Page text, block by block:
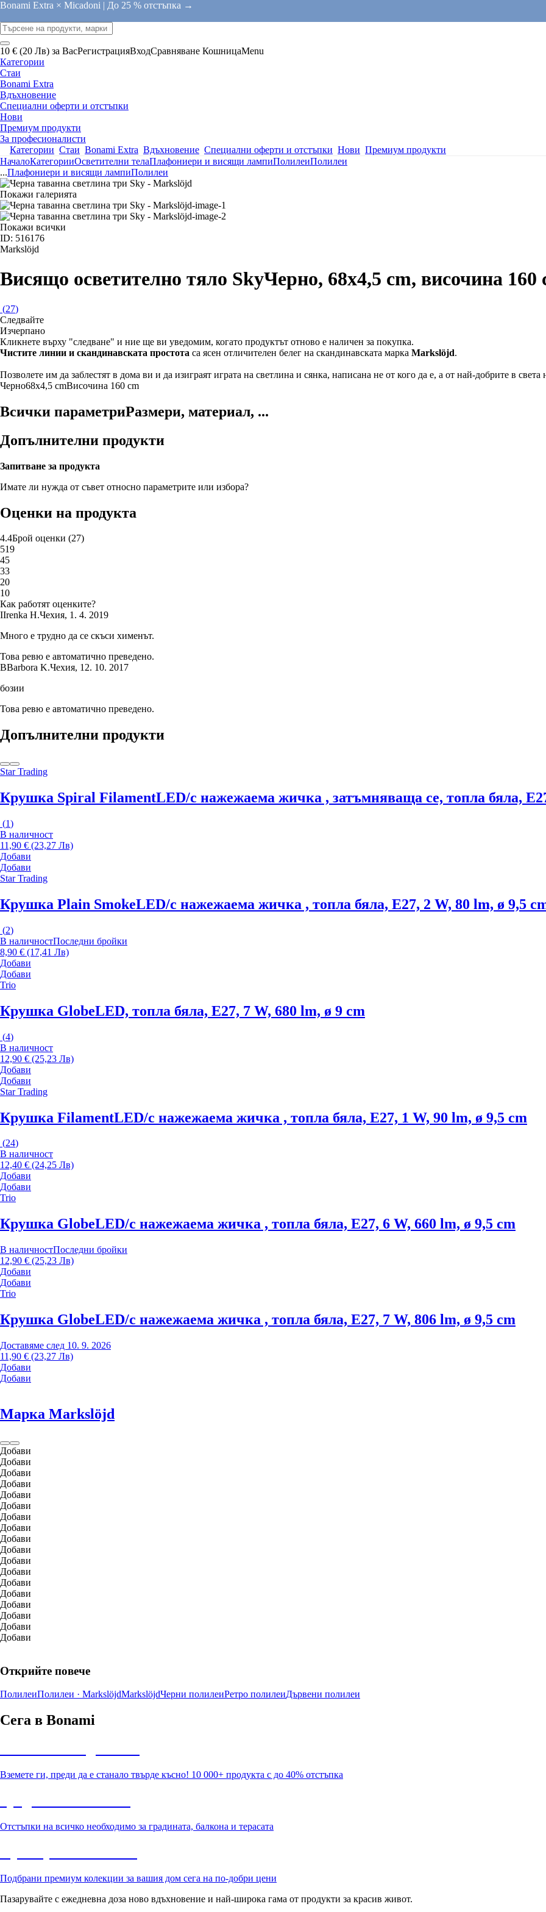
Bonami Extra × Micadoni | До 25 % отстъпка →
10 € (20 Лв) за ВасРегистрацияВходСравняване КошницаMenu
Категории
Стаи
Bonami Extra
Вдъхновение
Специални оферти и отстъпки
Нови
Премиум продукти
За професионалисти
Категории Стаи Bonami Extra Вдъхновение Специални оферти и отстъпки Нови Премиум продукти
НачалоКатегорииОсветителни телаПлафониери и висящи лампиПолилеиПолилеи
...Плафониери и висящи лампиПолилеи
Покажи галерията
Покажи всички
ID: 516176
Markslöjd
Висящо осветително тяло SkyЧерно, 68x4,5 cm, височина 160
(27)
Следвайте
Изчерпанo
Кликнете върху "следване" и ние ще ви уведомим, когато продуктът отново е наличен за покупка.
Чистите линии и скандинавската простота са ясен отличителен белег на скандинавската марка Markslöjd.
Позволете им да заблестят в дома ви и да изиграят играта на светлина и сянка, написана не от кого да е, а от най-добрите в
Черно68x4,5 cmВисочина 160 cm
Всички параметриРазмери, материал, ...
Допълнителни продукти
Запитване за продукта
Имате ли нужда от съвет относно параметрите или избора?
Оценки на продукта
4.4Брой оценки (27)
519
45
33
20
10
Как работят оценките?
IIrenka H.Чехия, 1. 4. 2019
Много е трудно да се скъси хименът.
Това ревю е автоматично преведено.
BBarbora K.Чехия, 12. 10. 2017
бозии
Това ревю е автоматично преведено.
Допълнителни продукти
Star Trading
Крушка Spiral FilamentLED/с нажежаема жичка , затъмняваща се, топла бяла,
(1)
В наличност
11,90 € (23,27 Лв)
Добави
Добави
Star Trading
Крушка Plain SmokeLED/с нажежаема жичка , топла бяла, E27, 2 W, 80 lm, ø 9,5
(2)
В наличностПоследни бройки
8,90 € (17,41 Лв)
Добави
Добави
Trio
Крушка GlobeLED, топла бяла, E27, 7 W, 680 lm, ø 9 cm
(4)
В наличност
12,90 € (25,23 Лв)
Добави
Добави
Star Trading
Крушка FilamentLED/с нажежаема жичка , топла бяла, E27, 1 W, 90 lm, ø 9,5 cm
(24)
В наличност
12,40 € (24,25 Лв)
Добави
Добави
Trio
Крушка GlobeLED/с нажежаема жичка , топла бяла, E27, 6 W, 660 lm, ø 9,5 cm
В наличностПоследни бройки
12,90 € (25,23 Лв)
Добави
Добави
Trio
Крушка GlobeLED/с нажежаема жичка , топла бяла, E27, 7 W, 806 lm, ø 9,5 cm
Доставяме след 10. 9. 2026
11,90 € (23,27 Лв)
Добави
Добави
Марка Markslöjd
Добави
Добави
Добави
Добави
Добави
Добави
Добави
Добави
Добави
Добави
Добави
Добави
Добави
Добави
Добави
Добави
Добави
Добави
Открийте повече
ПолилеиПолилеи · MarkslöjdMarkslöjdЧерни полилеиРетро полилеиДървени полилеи
Сега в Bonami
Вземете ги, преди да е станало твърде късно! 10 000+ продукта с до 40% отстъпка
Отстъпки на всичко необходимо за градината, балкона и терасата
Подбрани премиум колекции за вашия дом сега на по-добри цени
Пазарувайте с ежедневна доза ново вдъхновение и най-широка гама от продукти за красив живот.